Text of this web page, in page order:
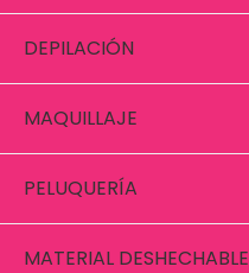
DEPILACIÓN
MAQUILLAJE
PELUQUERÍA
MATERIAL DESHECHABLE